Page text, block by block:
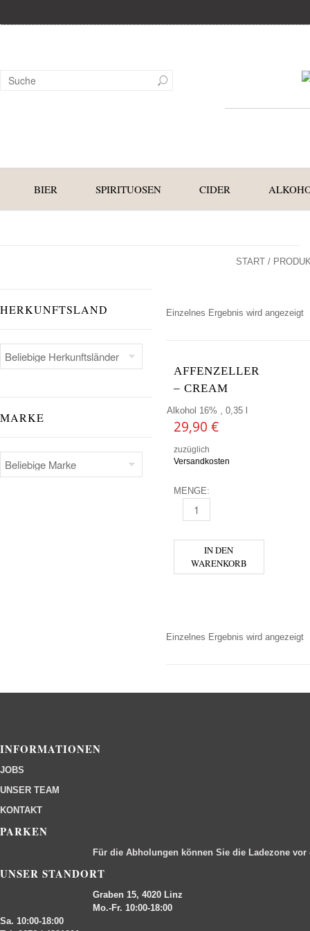
BIER SPIRITUOSEN CIDER
START /
HERKUNFTSLAND
MARKE
Einzelnes Ergebnis wird angezeigt
AFFENZELLER
– CREAM
Alkohol 16% , 0,35 l
29,90 €
zuzüglich
Versandkosten
MENGE:
AFFENZELLER - CREAM
IN DEN
WARENKORB
Einzelnes Ergebnis wird angezeigt
INFORMATIONEN
JOBS
UNSER TEAM
KONTAKT
PARKEN
Für die Abholungen können Sie die Ladezone
UNSER STANDORT
Graben 15, 4020 Linz
Mo.-Fr. 10:00-18:00
Sa. 10:00-18:00